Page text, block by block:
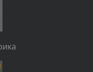
проверки